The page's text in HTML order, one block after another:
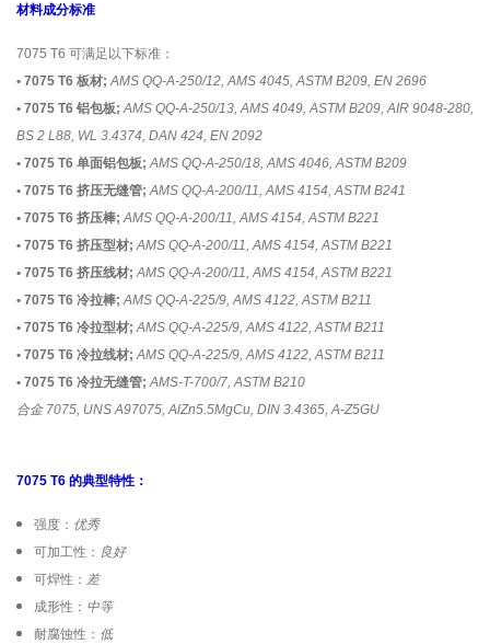
材料成分标准
7075 T6 可满足以下标准：
• 7075 T6 板材; AMS QQ-A-250/12, AMS 4045, ASTM B209, EN 2696
• 7075 T6 铝包板; AMS QQ-A-250/13, AMS 4049, ASTM B209, AIR 9048-280,
BS 2 L88, WL 3.4374, DAN 424, EN 2092
• 7075 T6 单面铝包板; AMS QQ-A-250/18, AMS 4046, ASTM B209
• 7075 T6 挤压无缝管; AMS QQ-A-200/11, AMS 4154, ASTM B241
• 7075 T6 挤压棒; AMS QQ-A-200/11, AMS 4154, ASTM B221
• 7075 T6 挤压型材; AMS QQ-A-200/11, AMS 4154, ASTM B221
• 7075 T6 挤压线材; AMS QQ-A-200/11, AMS 4154, ASTM B221
• 7075 T6 冷拉棒; AMS QQ-A-225/9, AMS 4122, ASTM B211
• 7075 T6 冷拉型材; AMS QQ-A-225/9, AMS 4122, ASTM B211
• 7075 T6 冷拉线材; AMS QQ-A-225/9, AMS 4122, ASTM B211
• 7075 T6 冷拉无缝管; AMS-T-700/7, ASTM B210
合金 7075, UNS A97075, AlZn5.5MgCu, DIN 3.4365, A-Z5GU
7075 T6 的典型特性：
强度： 优秀
可加工性： 良好
可焊性： 差
成形性： 中等
耐腐蚀性： 低